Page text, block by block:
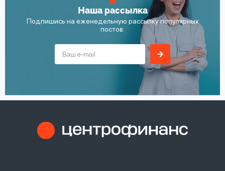
Наша рассылка
Подпишись на еженедельную рассылку популярных
постов: